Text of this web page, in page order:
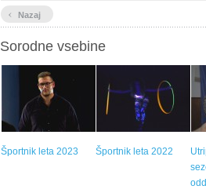
‹ Nazaj
Sorodne vsebine
Športnik leta 2023 Športnik leta 2022